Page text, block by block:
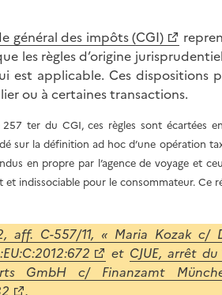
général des impôts (CGI)
les règles d’origine
est applicable. Ces dispositions
ou à certaines transactions.
ter du CGI, ces règles sont écartées
sur la définition ad hoc d’une opération
en propre par l’agence de voyage et
indissociable pour le consommateur. Ce
aff. C-557/11, « Maria Kozak c/
et CJUE, arrêt
GmbH c/ Finanzamt
.